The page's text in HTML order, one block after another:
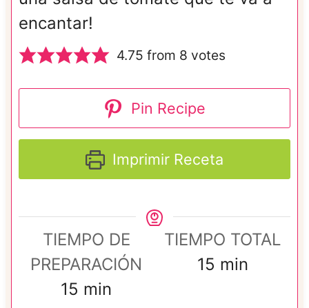
encantar!
4.75 from 8 votes
Pin Recipe
Imprimir Receta
TIEMPO DE
PREPARACIÓN
15 m
min
TIEMPO TOTAL
15 m
min